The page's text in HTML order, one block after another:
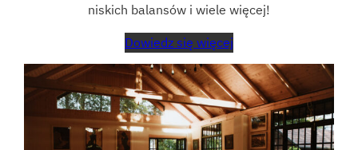
niskich balansów i wiele więcej!
Dowiedz się więcej